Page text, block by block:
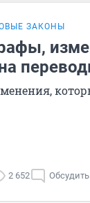
ЗАКОНЫ
2 652 Обсудить